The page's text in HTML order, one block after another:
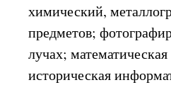
химический,
предметов;
лучах;
историческая